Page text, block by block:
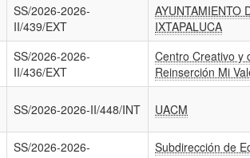
SS/2026-2026-
II/439/EXT
AYUNTAMIENTO
IXTAPALUCA
SS/2026-2026-
II/436/EXT
Centro Creativo y
Reinserción Mi
SS/2026-2026-II/448/INT UACM
SS/2026-2026-
Subdirección de